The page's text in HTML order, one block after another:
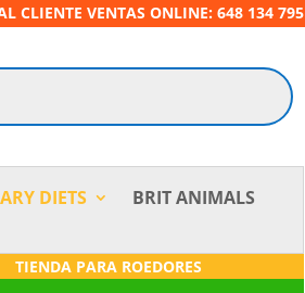
CLIENTE VENTAS ONLINE: 648 134 795
DIETS BRIT ANIMALS
TIENDA PARA ROEDORES